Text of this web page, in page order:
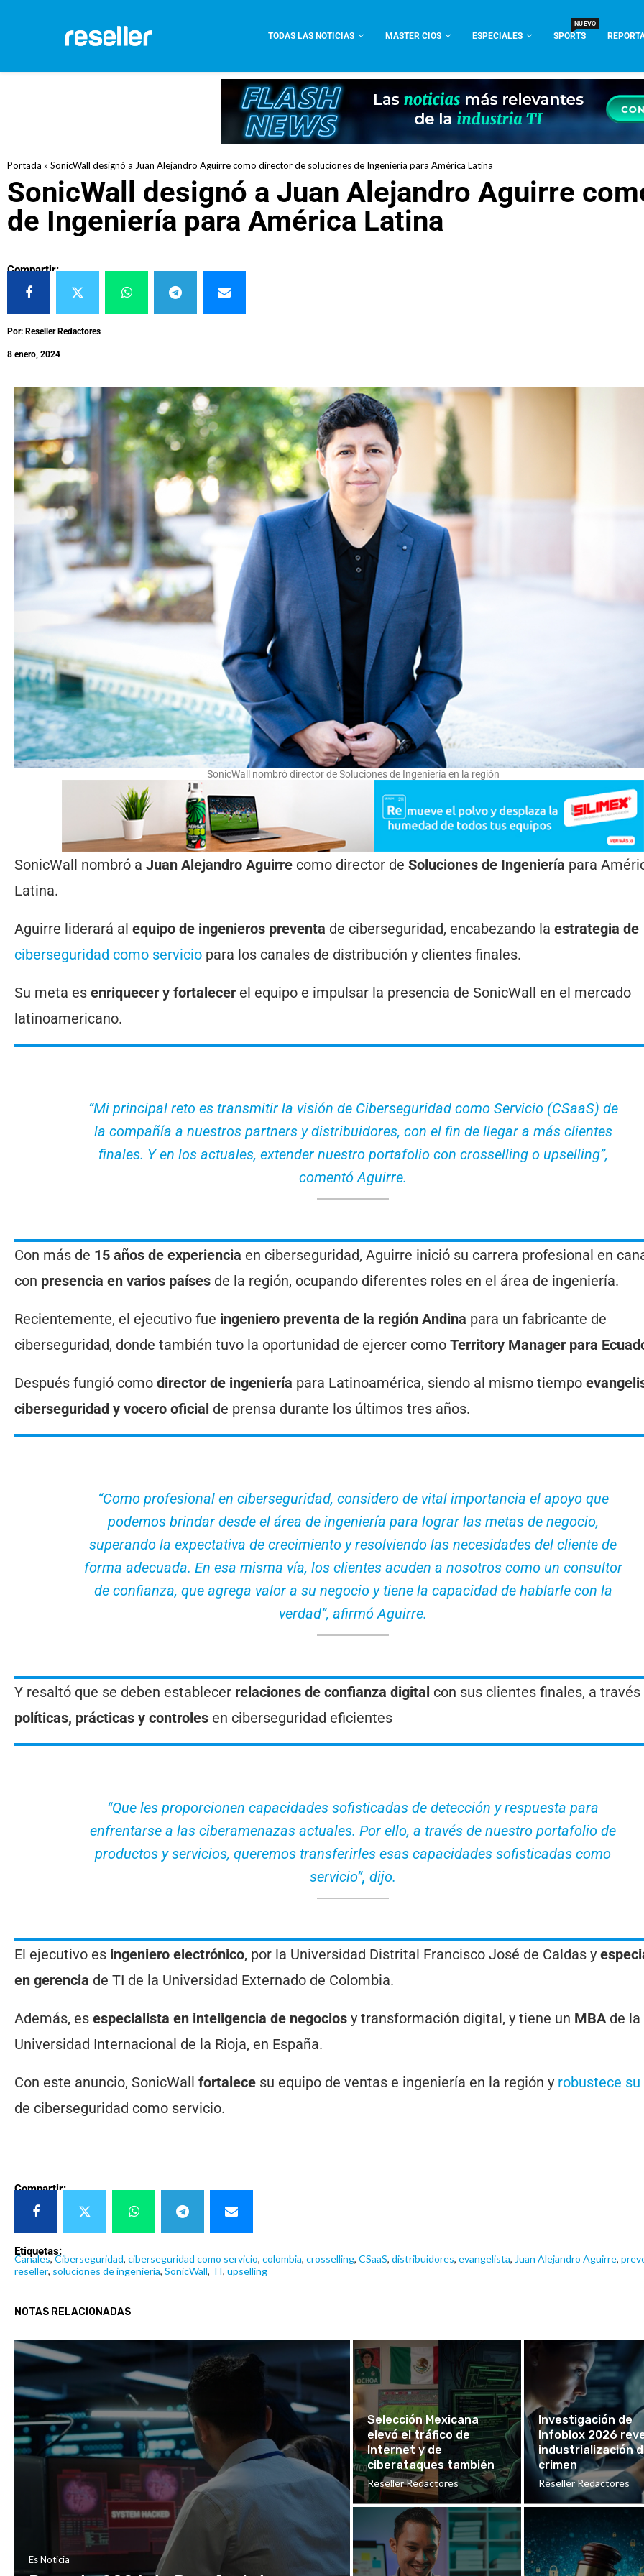
TODAS LAS NOTICIAS MASTER CIOS ESPECIALES SPORTS
NUEVO
Portada » SonicWall designó a Juan Alejandro Aguirre como director de soluciones de Ingeniería para América Latina
SonicWall designó a Juan Alejandro Aguirre
de Ingeniería para América Latina
Compartir:
Por: Reseller Redactores
8 enero, 2024
SonicWall nombró director de Soluciones de Ingeniería en la región
SonicWall nombró a Juan Alejandro Aguirre como director de Soluciones de Ingeniería para
Latina.
Aguirre liderará al equipo de ingenieros preventa de ciberseguridad, encabezando la estrategia de
ciberseguridad como servicio para los canales de distribución y clientes finales.
Su meta es enriquecer y fortalecer el equipo e impulsar la presencia de SonicWall en el mercado
latinoamericano.
“Mi principal reto es transmitir la visión de Ciberseguridad como Servicio (CSaaS) de
la compañía a nuestros partners y distribuidores, con el fin de llegar a más clientes
finales. Y en los actuales, extender nuestro portafolio con crosselling o upselling”,
comentó Aguirre.
Con más de 15 años de experiencia en ciberseguridad, Aguirre inició su carrera profesional en
con presencia en varios países de la región, ocupando diferentes roles en el área de ingeniería.
Recientemente, el ejecutivo fue ingeniero preventa de la región Andina para un fabricante de
ciberseguridad, donde también tuvo la oportunidad de ejercer como Territory Manager para
Después fungió como director de ingeniería para Latinoamérica, siendo al mismo tiempo
ciberseguridad y vocero oficial de prensa durante los últimos tres años.
“Como profesional en ciberseguridad, considero de vital importancia el apoyo que
podemos brindar desde el área de ingeniería para lograr las metas de negocio,
superando la expectativa de crecimiento y resolviendo las necesidades del cliente de
forma adecuada. En esa misma vía, los clientes acuden a nosotros como un consultor
de confianza, que agrega valor a su negocio y tiene la capacidad de hablarle con la
verdad”, afirmó Aguirre.
Y resaltó que se deben establecer relaciones de confianza digital con sus clientes finales, a través
políticas, prácticas y controles en ciberseguridad eficientes
“Que les proporcionen capacidades sofisticadas de detección y respuesta para
enfrentarse a las ciberamenazas actuales. Por ello, a través de nuestro portafolio de
productos y servicios, queremos transferirles esas capacidades sofisticadas como
servicio”,dijo.
El ejecutivo es ingeniero electrónico, por la Universidad Distrital Francisco José de Caldas y
en gerencia de TI de la Universidad Externado de Colombia.
Además, es especialista en inteligencia de negocios y transformación digital, y tiene un MBAde la
Universidad Internacional de la Rioja, en España.
Con este anuncio, SonicWall fortalece su equipo de ventas e ingeniería en la región y robustece
de ciberseguridad como servicio.
Compartir:
Etiquetas:
Canales,Ciberseguridad, ciberseguridad como servicio, colombia, crosselling, CSaaS, distribuidores, evangelista, Juan Alejandro Aguirre,
reseller, soluciones de ingeniería, SonicWall, TI, upselling
NOTAS RELACIONADAS
Es Noticia
Selección Mexicana
elevó el tráfico de
Internet y de
ciberataques también
Reseller Redactores
Investigación de
Infoblox 2026
industrialización
crimen
Reseller Redactores